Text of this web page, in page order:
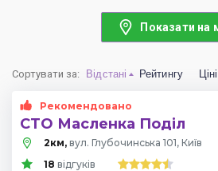
Показати на
Сортувати за: Відстані Рейтингу Ціні
Рекомендовано
СТО Масленка Поділ
2км, вул. Глубочинська 101, Київ
18 відгуків